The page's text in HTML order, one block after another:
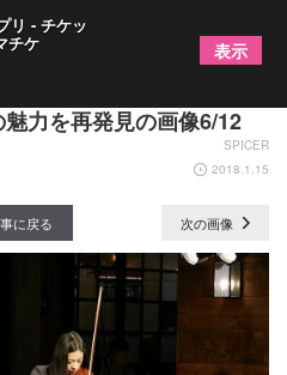
た？ 1966カルテットの
力を再発見の画像6/12
SPICER
2018.1.15
に戻る 次の画像
リ - チケッ
チケ 表示